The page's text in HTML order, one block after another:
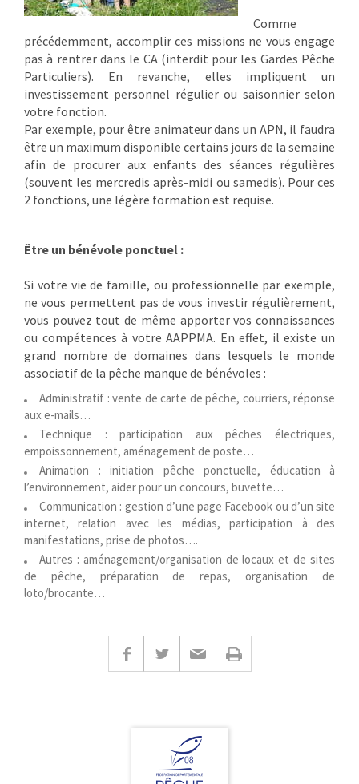
Comme
précédemment, accomplir ces missions ne vous engage
pas à rentrer dans le CA (interdit pour les Gardes Pêche
Particuliers). En revanche, elles impliquent un
investissement personnel régulier ou saisonnier selon
votre fonction.
Par exemple, pour être animateur dans un APN, il faudra
être un maximum disponible certains jours de la semaine
afin de procurer aux enfants des séances régulières
(souvent les mercredis après-midi ou samedis). Pour ces
2 fonctions, une légère formation est requise.
Être un bénévole ponctuel :
Si votre vie de famille, ou professionnelle par exemple,
ne vous permettent pas de vous investir régulièrement,
vous pouvez tout de même apporter vos connaissances
ou compétences à votre AAPPMA. En effet, il existe un
grand nombre de domaines dans lesquels le monde
associatif de la pêche manque de bénévoles :
Administratif : vente de carte de pêche, courriers, réponse
aux e-mails…
Technique : participation aux pêches électriques,
empoissonnement, aménagement de poste…
Animation : initiation pêche ponctuelle, éducation à
l’environnement, aider pour un concours, buvette…
Communication : gestion d’une page Facebook ou d’un site
internet, relation avec les médias, participation à des
manifestations, prise de photos….
Autres : aménagement/organisation de locaux et de sites
de pêche, préparation de repas, organisation de
loto/brocante…